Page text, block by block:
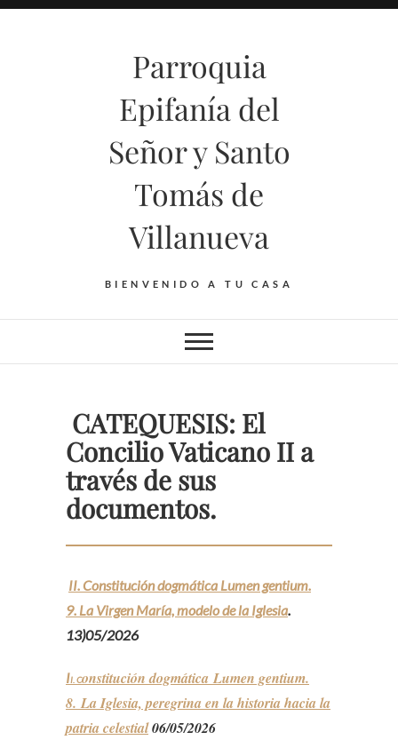
Saltar
Parroquia
Epifanía del
Señor y Santo
Tomás de
Villanueva
BIENVENIDO A TU CASA
CATEQUESIS: El
Concilio Vaticano II a
través de sus
documentos.
II. Constitución dogmática Lumen gentium.
9. La Virgen María, modelo de la Iglesia.
13)05/2026
II. Constitución dogmática Lumen gentium.
8. La Iglesia, peregrina en la historia hacia la
patria celestial06/05/2026